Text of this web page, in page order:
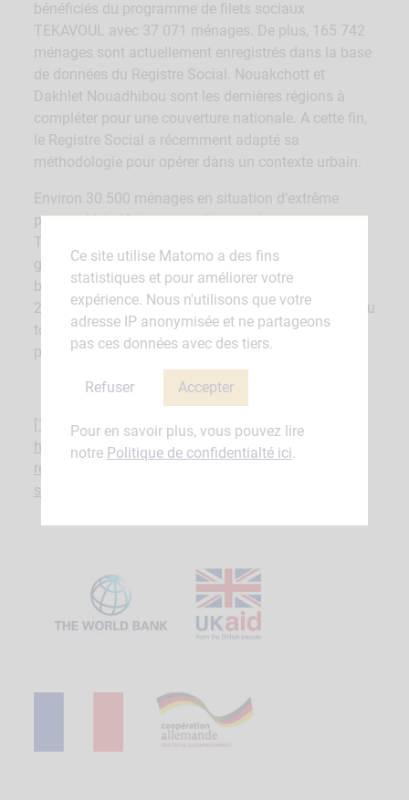
bénéficiés du programme de filets sociaux
TEKAVOUL avec 37 071 ménages. De plus, 165 742
ménages sont actuellement enregistrés dans la base
de données du Registre Social. Nouakchott et
Dakhlet Nouadhibou sont les dernières régions à
compléter pour une couverture nationale. A cette fin,
le Registre Social a récemment adapté sa
méthodologie pour opérer dans un contexte urbain.
Environ 30 500 ménages en situation d’extrême
pauvreté bénéficient actuellement du programme
TEKAVOUL avec le soutien du projet. L’objectif du
gouvernement était d’atteindre 100 000 ménages
bénéficiaires en fin 2021 et 200 000 ménages d’ici
2025, soit une couverture nationale en quatre ans. Au
total, 94,5 % des bénéficiaires de TEKAVOUL ont
participé à des activités de promotion sociale.
[1]
Source:
https://www.banquemondiale.org/fr/news/press-
release/2020/03/10/mauritania-to-improve-its-
social-safety-net-system
Ce site utilise Matomo a des fins
statistiques et pour améliorer votre
expérience. Nous n'utilisons que votre
adresse IP anonymisée et ne partageons
pas ces données avec des tiers.
Refuser Accepter
Pour en savoir plus, vous pouvez lire
notre Politique de confidentialté ici.